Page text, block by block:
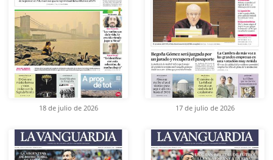
18 de julio de 2026 17 de julio de 2026